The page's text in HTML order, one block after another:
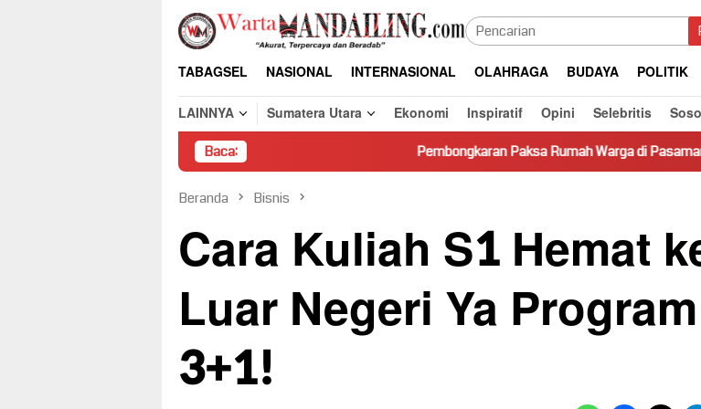
Loncat
konten
TABAGSEL NASIONAL INTERNASIONAL OLAHRAGA BUDAYA POLITIK
LAINNYA
Sumatera Utara Ekonomi Inspiratif Opini Selebritis
Baca: Pembongkaran Paksa Rumah Warga di Pasaman Tanpa Dasar Hukum
Beranda Bisnis
Cara Kuliah S1 Hemat
Luar Negeri Ya Program
3+1!